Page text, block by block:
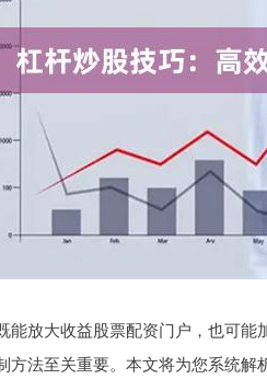
能放大收益股票配资门户，也可
方法至关重要。本文将为您系统解